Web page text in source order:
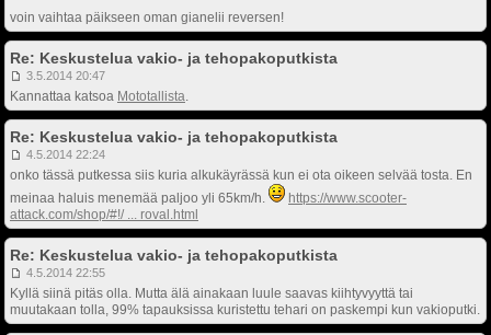
voin vaihtaa päikseen oman gianelii reversen!
Re: Keskustelua vakio- ja tehopakoputkista
3.5.2014 20:47
Kannattaa katsoa Mototallista.
Re: Keskustelua vakio- ja tehopakoputkista
4.5.2014 22:24
onko tässä putkessa siis kuria alkukäyrässä kun ei ota oikeen selvää tosta. En
meinaa haluis menemää paljoo yli 65km/h.
https://www.scooter-
attack.com/shop/#!/ ... roval.html
Re: Keskustelua vakio- ja tehopakoputkista
4.5.2014 22:55
Kyllä siinä pitäs olla. Mutta älä ainakaan luule saavas kiihtyvyyttä tai
muutakaan tolla, 99% tapauksissa kuristettu tehari on paskempi kun vakioputki.